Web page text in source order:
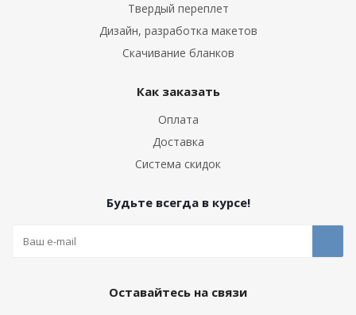
Твердый переплет
Дизайн, разработка макетов
Скачивание бланков
Как заказать
Оплата
Доставка
Система скидок
Будьте всегда в курсе!
Оставайтесь на связи